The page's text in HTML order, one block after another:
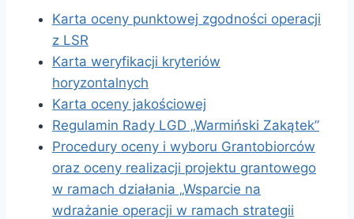
Karta oceny punktowej zgodności operacji
z LSR
Karta weryfikacji kryteriów
horyzontalnych
Karta oceny jakościowej
Regulamin Rady LGD „Warmiński Zakątek”
Procedury oceny i wyboru Grantobiorców
oraz oceny realizacji projektu grantowego
w ramach działania „Wsparcie na
wdrażanie operacji w ramach strategii